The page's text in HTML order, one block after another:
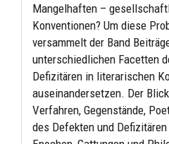
Mangelhaften –
Konventionen? Um diese
versammelt der Band
unterschiedlichen Facetten
Defizitären in literarischen
auseinandersetzen. Der
Verfahren, Gegenstände,
des Defekten und